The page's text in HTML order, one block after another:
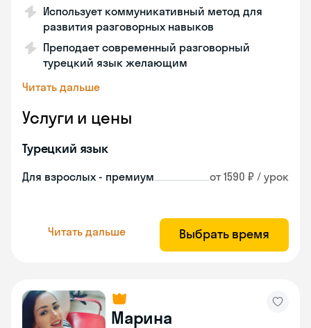
Использует коммуникативный метод для
развития разговорных навыков
Преподает современный разговорный
турецкий язык желающим
Читать дальше
Услуги и цены
Турецкий язык
Для взрослых - премиум от 1590 ₽ / урок
Читать дальше Выбрать время
Марина